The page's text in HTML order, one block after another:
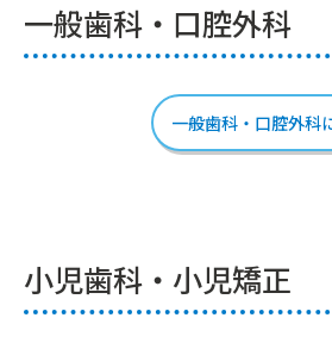
一般歯科・口腔外科
一般歯科・口腔外科
小児歯科・小児矯正